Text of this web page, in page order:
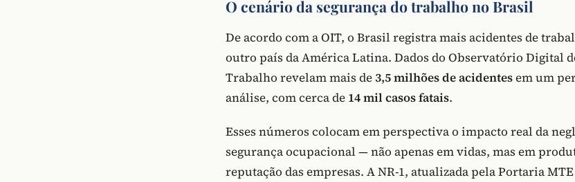
O cenário da segurança do trabalho no Brasil
De acordo com a OIT, o Brasil registra mais acidentes de
outro país da América Latina. Dados do Observatório Digital
Trabalho revelam mais de 3,5 milhões de acidentesem um
análise, com cerca de 14 mil casos fatais.
Esses números colocam em perspectiva o impacto real da
segurança ocupacional — não apenas em vidas, mas em
reputação das empresas. A NR-1, atualizada pela Portaria